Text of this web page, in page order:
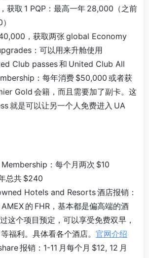
获取 1 PQP：最高一年 28,000（之前
，获取两张 global Economy
：可以用来升舱使用
Club passes 和 United Club All
：每年消费 $50,000 或者获
Gold 会籍，而且需要加了副卡。这
就是可以让另一个人免费进入 UA
：每个月两次 $10
总共 $240
Hotels and Resorts 酒店报销：
的 FHR，基本都是偏高端的酒
这个项目预定，可以享受免费双早，
福利。具体看各个酒店。 官网介绍
报销：1-11 月每个月 $12, 12 月